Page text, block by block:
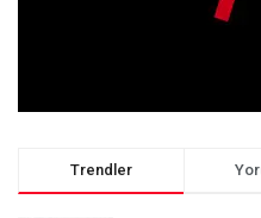
Trendler